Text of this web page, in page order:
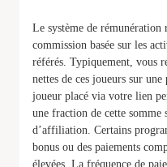
Le système de rémunération
commission basée sur les
référés. Typiquement, vous
nettes de ces joueurs sur
joueur placé via votre lien
une fraction de cette somme
d’affiliation. Certains
bonus ou des paiements
élevées. La fréquence de